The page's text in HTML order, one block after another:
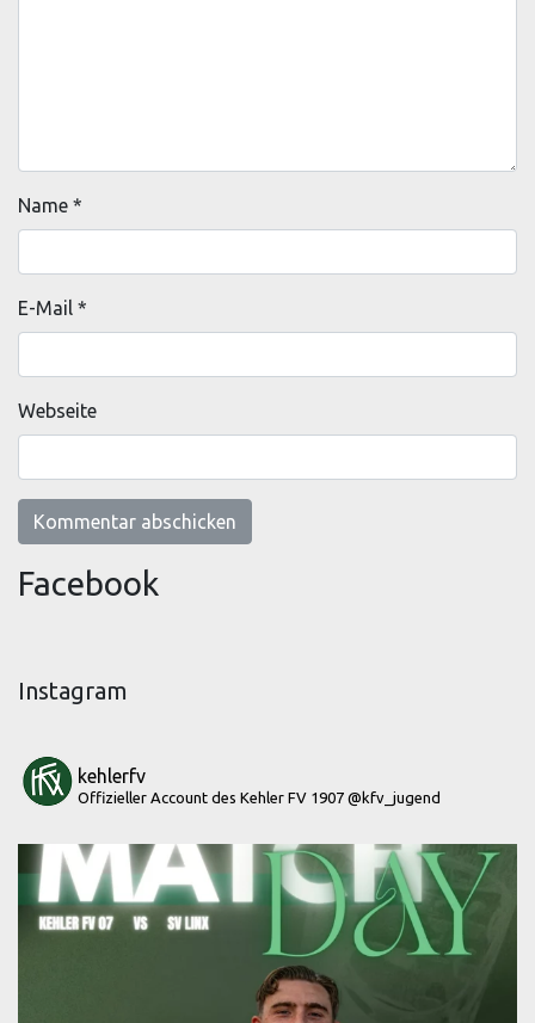
Name *
E-Mail *
Webseite
Facebook
Instagram
kehlerfv
Offizieller Account des Kehler FV 1907 @kfv_jugend